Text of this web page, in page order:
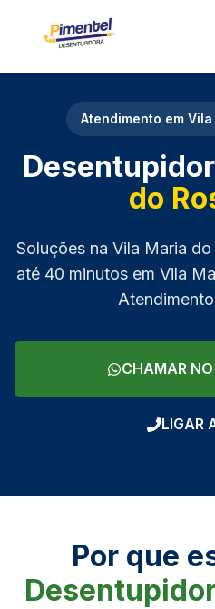
Atendimento em
do
Soluções na Vila Maria
até 40 minutos em Vila
CHAMAR
LIGAR
Por que